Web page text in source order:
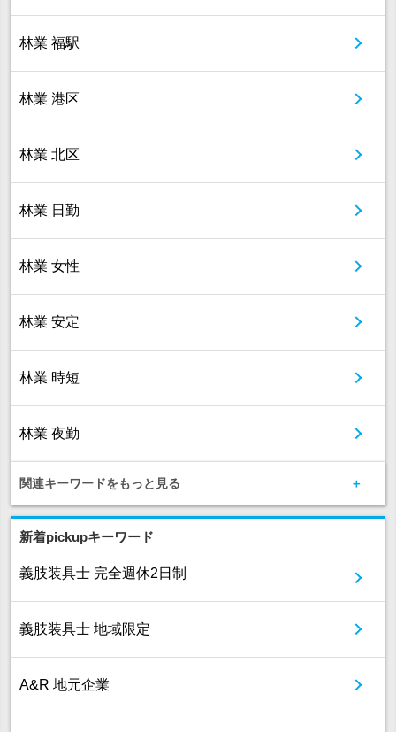
林業 福駅
林業 港区
林業 北区
林業 日勤
林業 女性
林業 安定
林業 時短
林業 夜勤
関連キーワードをもっと見る
新着pickupキーワード
義肢装具士 完全週休2日制
義肢装具士 地域限定
A&R 地元企業